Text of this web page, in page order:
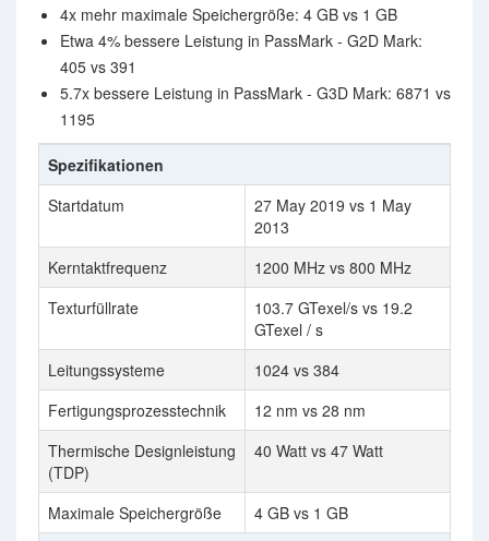
4x mehr maximale Speichergröße: 4 GB vs 1 GB
Etwa 4% bessere Leistung in PassMark - G2D Mark:
405 vs 391
5.7x bessere Leistung in PassMark - G3D Mark: 6871 vs
1195
Spezifikationen
Startdatum
27 May 2019 vs 1 May
2013
Kerntaktfrequenz
1200 MHz vs 800 MHz
Texturfüllrate
103.7 GTexel/s vs 19.2
GTexel / s
Leitungssysteme
1024 vs 384
Fertigungsprozesstechnik
12 nm vs 28 nm
Thermische Designleistung
(TDP)
40 Watt vs 47 Watt
Maximale Speichergröße
4 GB vs 1 GB